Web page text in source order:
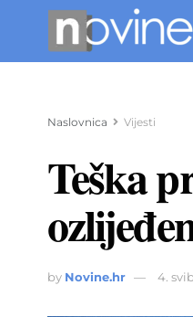
Naslovnica Vijesti
Teška
by Novine.hr 4.